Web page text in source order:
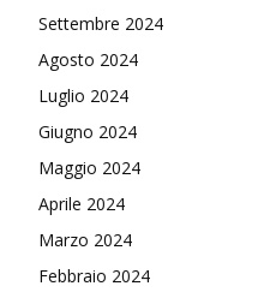
Settembre 2024
Agosto 2024
Luglio 2024
Giugno 2024
Maggio 2024
Aprile 2024
Marzo 2024
Febbraio 2024